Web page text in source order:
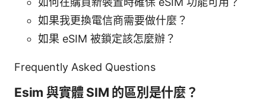
如果我更換電信商需要做什麼？
如果 eSIM 被鎖定該怎麼辦？
Frequently Asked Questions
Esim 與實體 SIM 的區別是什麼？